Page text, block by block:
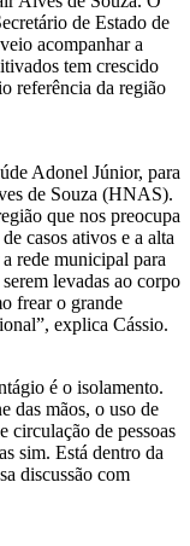
de Estado de
acompanhar a
tem crescido
referência da região
Adonel Júnior, para
de Souza (HNAS).
que nos preocupa
casos ativos e a alta
rede municipal para
levadas ao corpo
frear o grande
explica Cássio.
é o isolamento.
das mãos, o uso de
circulação de pessoas
sim. Está dentro da
discussão com